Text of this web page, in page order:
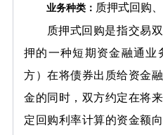
业务种类： 质押式回购
质押式回购是指交易双
押的一种短期资金融通业
方）在将债券出质给资金
金的同时，双方约定在将
定回购利率计算的资金额